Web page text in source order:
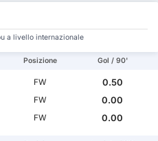
a livello internazionale
Posizione Gol / 90'
FW
0.50
FW
0.00
FW 0.00